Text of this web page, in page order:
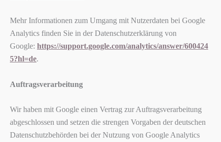
Mehr Informationen zum Umgang mit Nutzerdaten bei Google
Analytics finden Sie in der Datenschutzerklärung von
Google: https://support.google.com/analytics/answer/600424
5?hl=de.
Auftragsverarbeitung
Wir haben mit Google einen Vertrag zur Auftragsverarbeitung
abgeschlossen und setzen die strengen Vorgaben der deutschen
Datenschutzbehörden bei der Nutzung von Google Analytics